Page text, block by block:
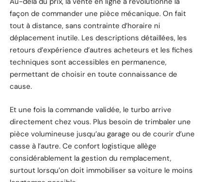
façon de commander une pièce mécanique. On fait
tout à distance, sans contrainte d’horaire ni
déplacement inutile. Les descriptions détaillées, les
retours d’expérience d’autres acheteurs et les fiches
techniques sont accessibles en permanence,
permettant de choisir en toute connaissance de
cause.
Et une fois la commande validée, le turbo arrive
directement chez vous. Plus besoin de trimbaler une
pièce volumineuse jusqu’au garage ou de courir d’une
casse à l’autre. Ce confort logistique allège
considérablement la gestion du remplacement,
surtout lorsqu’on doit immobiliser sa voiture le moins